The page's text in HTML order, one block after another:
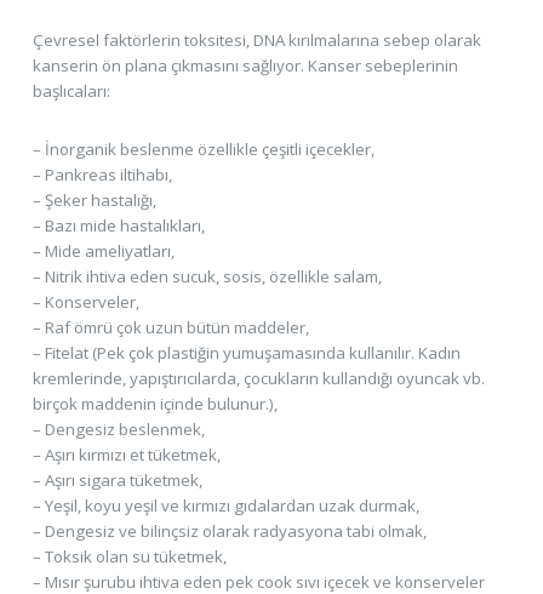
Çevresel faktörlerin toksitesi, DNA kırılmalarına sebep olarak
kanserin ön plana çıkmasını sağlıyor. Kanser sebeplerinin
başlıcaları:
– İnorganik beslenme özellikle çeşitli içecekler,
– Pankreas iltihabı,
– Şeker hastalığı,
– Bazı mide hastalıkları,
– Mide ameliyatları,
– Nitrik ihtiva eden sucuk, sosis, özellikle salam,
– Konserveler,
– Raf ömrü çok uzun bütün maddeler,
– Fitelat (Pek çok plastiğin yumuşamasında kullanılır. Kadın
kremlerinde, yapıştırıcılarda, çocukların kullandığı oyuncak vb.
birçok maddenin içinde bulunur.),
– Dengesiz beslenmek,
– Aşırı kırmızı et tüketmek,
– Aşırı sigara tüketmek,
– Yeşil, koyu yeşil ve kırmızı gıdalardan uzak durmak,
– Dengesiz ve bilinçsiz olarak radyasyona tabi olmak,
– Toksik olan su tüketmek,
– Mısır şurubu ihtiva eden pek cook sıvı içecek ve konserveler